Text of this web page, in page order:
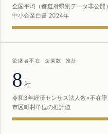
全国平均（都道府県別データ非公開）
中小企業白書 2024年
後継者不在 企業数 推計
8 社
令和3年経済センサス法人数×不在率
市区町村単位の推計値